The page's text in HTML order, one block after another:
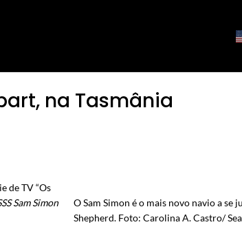
na Tasmânia
O Sam Simon é o mais novo navio a se
Shepherd. Foto: Carolina A. Castro/
de TV “Os
Sam Simon